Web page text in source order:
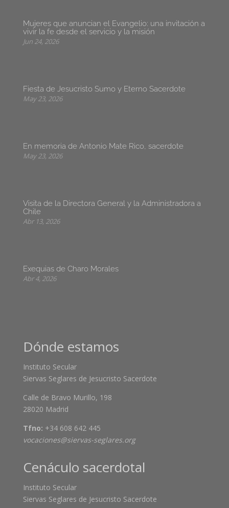
Mujeres que anuncian el Evangelio: una invitación a
vivir la fe desde el servicio y la misión
Jun 24, 2026
Fiesta de Jesucristo Sumo y Eterno Sacerdote
May 23, 2026
En memoria de Antonio Mate Rico, sacerdote
May 23, 2026
Visita de la Directora General y la Administradora a
Chile
Abr 13, 2026
Exequias de Charo Morales
Abr 4, 2026
Dónde estamos
Instituto Secular
Siervas Seglares de Jesucristo Sacerdote
Calle de Bravo Murillo, 198
28020 Madrid
Tfno: +34 608 642 445
vocaciones@siervas-seglares.org
Cenáculo sacerdotal
Instituto Secular
Siervas Seglares de Jesucristo Sacerdote